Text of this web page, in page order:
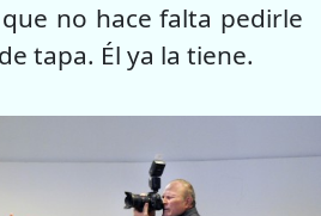
no hace falta pedirle
tapa. Él ya la tiene.